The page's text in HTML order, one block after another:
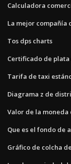
Calculadora
La mejor
Tos dps charts
Certificado de plata
Tarifa de taxi
Diagrama z de
Valor de la
Que es el fondo de
Gráfico de colcha